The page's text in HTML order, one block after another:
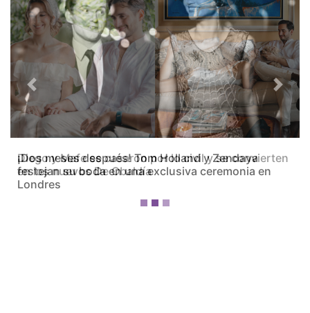
Diego y Mafe se casaron por lo civil y se convierten
en los nuevos De Obaldía
Previous Next